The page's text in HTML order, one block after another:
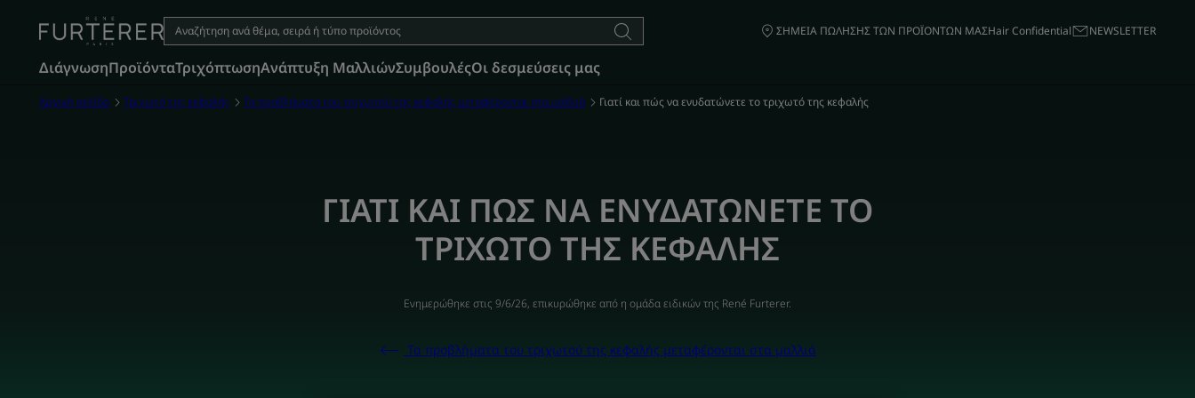
ΣΗΜΕΙΑ ΠΩΛΗΣΗΣ ΤΩΝ ΠΡΟΪΟΝΤΩΝ ΜΑΣHair Confidential ΝΕWSLETTER
ΔιάγνωσηΠροϊόνταΤριχόπτωσηAνάπτυξη ΜαλλιώνΣυμβουλέςΟι δεσμεύσεις μας
Αρχική σελίδα Τριχωτό της κεφαλής Τα προβλήματα του τριχωτού της κεφαλής μεταφέρονται στα μαλλιά Γιατί και πώς να ενυδατώνετε το τριχωτό της κεφαλής
ΓΙΑΤΙ ΚΑΙ ΠΩΣ ΝΑ ΕΝΥΔΑΤΩΝΕΤΕ ΤΟ
ΤΡΙΧΩΤΟ ΤΗΣ ΚΕΦΑΛΗΣ
Ενημερώθηκε στις 9/6/26, επικυρώθηκε από η ομάδα ειδικών της René Furterer.
Τα προβλήματα του τριχωτού της κεφαλής μεταφέρονται στα μαλλιά